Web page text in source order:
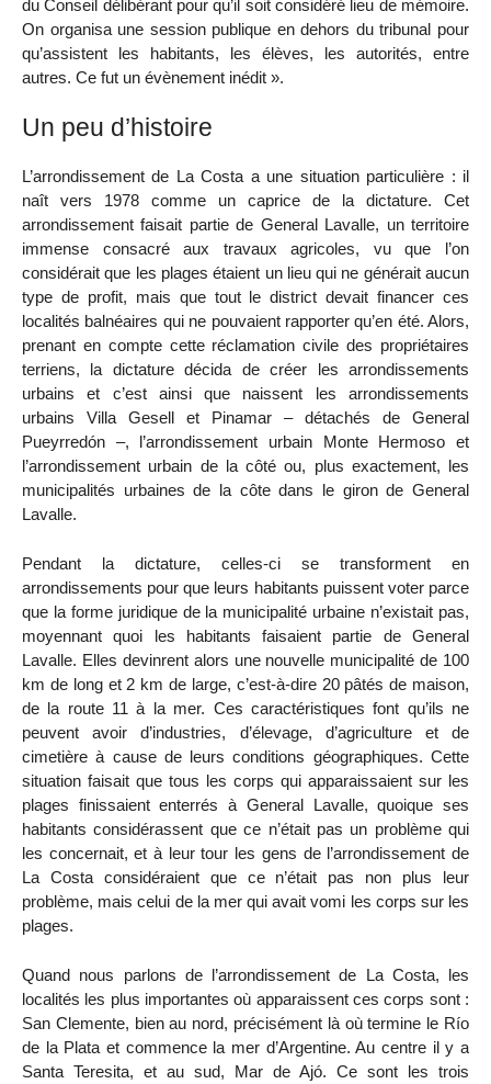
du Conseil délibérant pour qu’il soit considéré lieu de mémoire.
On organisa une session publique en dehors du tribunal pour
qu’assistent les habitants, les élèves, les autorités, entre
autres. Ce fut un évènement inédit ».
Un peu d’histoire
L’arrondissement de La Costa a une situation particulière : il
naît vers 1978 comme un caprice de la dictature. Cet
arrondissement faisait partie de General Lavalle, un territoire
immense consacré aux travaux agricoles, vu que l’on
considérait que les plages étaient un lieu qui ne générait aucun
type de profit, mais que tout le district devait financer ces
localités balnéaires qui ne pouvaient rapporter qu’en été. Alors,
prenant en compte cette réclamation civile des propriétaires
terriens, la dictature décida de créer les arrondissements
urbains et c’est ainsi que naissent les arrondissements
urbains Villa Gesell et Pinamar – détachés de General
Pueyrredón –, l’arrondissement urbain Monte Hermoso et
l’arrondissement urbain de la côté ou, plus exactement, les
municipalités urbaines de la côte dans le giron de General
Lavalle.
Pendant la dictature, celles-ci se transforment en
arrondissements pour que leurs habitants puissent voter parce
que la forme juridique de la municipalité urbaine n’existait pas,
moyennant quoi les habitants faisaient partie de General
Lavalle. Elles devinrent alors une nouvelle municipalité de 100
km de long et 2 km de large, c’est-à-dire 20 pâtés de maison,
de la route 11 à la mer. Ces caractéristiques font qu’ils ne
peuvent avoir d’industries, d’élevage, d’agriculture et de
cimetière à cause de leurs conditions géographiques. Cette
situation faisait que tous les corps qui apparaissaient sur les
plages finissaient enterrés à General Lavalle, quoique ses
habitants considérassent que ce n’était pas un problème qui
les concernait, et à leur tour les gens de l’arrondissement de
La Costa considéraient que ce n’était pas non plus leur
problème, mais celui de la mer qui avait vomi les corps sur les
plages.
Quand nous parlons de l’arrondissement de La Costa, les
localités les plus importantes où apparaissent ces corps sont :
San Clemente, bien au nord, précisément là où termine le Río
de la Plata et commence la mer d’Argentine. Au centre il y a
Santa Teresita, et au sud, Mar de Ajó. Ce sont les trois